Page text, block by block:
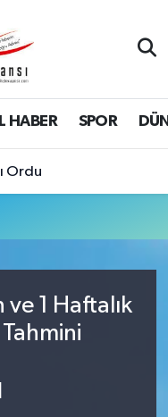
HABER SPOR
Ordu
ve 1 Haftalık